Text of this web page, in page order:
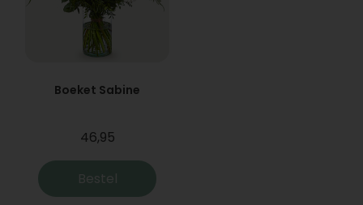
Boeket Sabine
46,95
Bestel